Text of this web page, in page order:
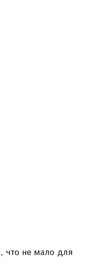
что не мало для